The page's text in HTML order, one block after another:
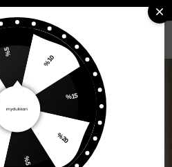
Kadın Alt Giyim Yarım Piliseli
%5
%10
%15
%20
%5